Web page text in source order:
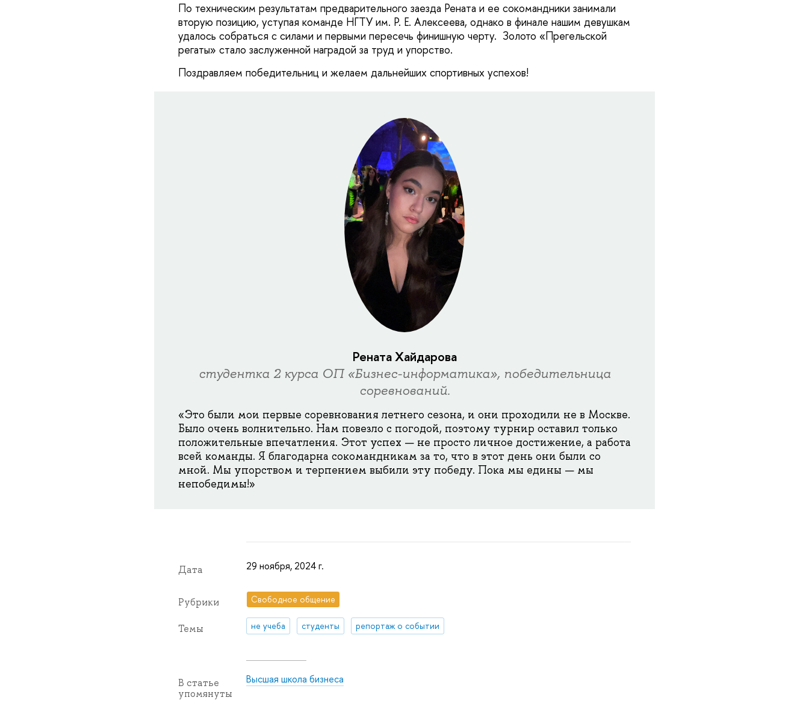
По техническим результатам предварительного заезда Рената и ее сокомандники занимали
вторую позицию, уступая команде НГТУ им. Р. Е. Алексеева, однако в финале нашим девушкам
удалось собраться с силами и первыми пересечь финишную черту. Золото «Прегельской
регаты» стало заслуженной наградой за труд и упорство.
Поздравляем победительниц и желаем дальнейших спортивных успехов!
Рената Хайдарова
студентка 2 курса ОП «Бизнес-информатика», победительница
соревнований.
«Это были мои первые соревнования летнего сезона, и они проходили не в Москве.
Было очень волнительно. Нам повезло с погодой, поэтому турнир оставил только
положительные впечатления. Этот успех — не просто личное достижение, а работа
всей команды. Я благодарна сокомандникам за то, что в этот день они были со
мной. Мы упорством и терпением выбили эту победу. Пока мы едины — мы
непобедимы!»
Дата 29 ноября, 2024 г.
Рубрики Свободное общение
Темы не учеба студенты репортаж о событии
В статье
упомянуты
Высшая школа бизнеса